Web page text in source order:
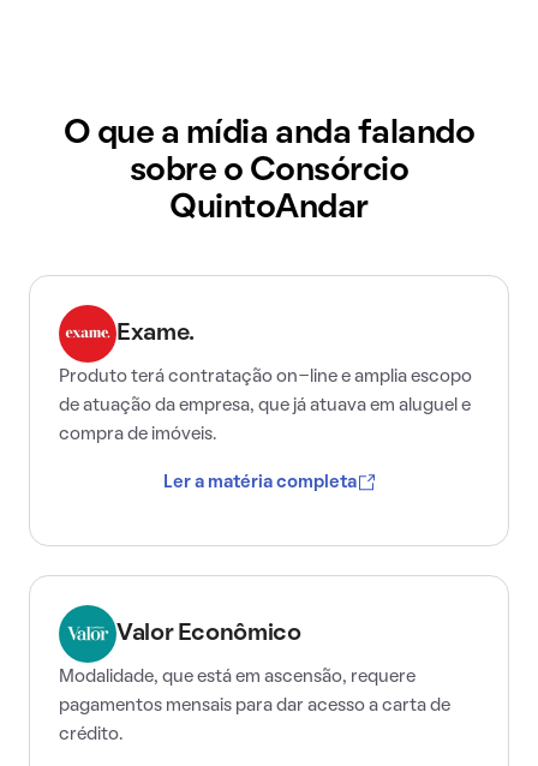
O que a mídia anda falando
sobre o Consórcio
QuintoAndar
Exame.
Produto terá contratação on-line e amplia escopo
de atuação da empresa, que já atuava em aluguel e
compra de imóveis.
Ler a matéria completa
Valor Econômico
Modalidade, que está em ascensão, requere
pagamentos mensais para dar acesso a carta de
crédito.